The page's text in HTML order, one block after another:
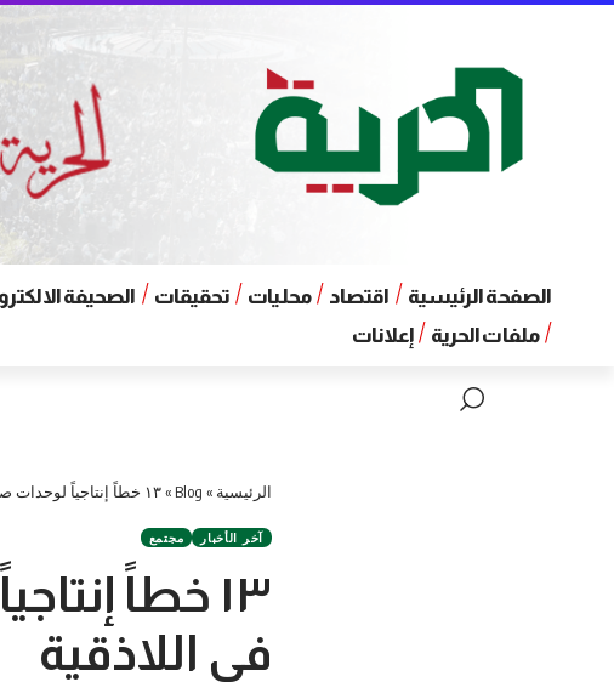
الصفحة الرئيسية اقتصاد محليات تحقيقات الصحيفة
ملفات الحرية
إعلانات
الرئيسية »
Blog
»١٣ خطاً إنتاجياً لوحدات صناعة السجاد اليدوي في اللاذقية
آخر الأخبار مجتمع
١٣ خطاً
في اللاذقية